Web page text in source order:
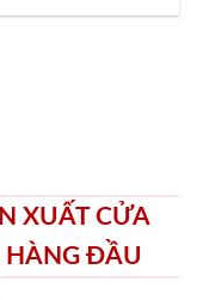
XUẤT CỬA
HÀNG ĐẦU